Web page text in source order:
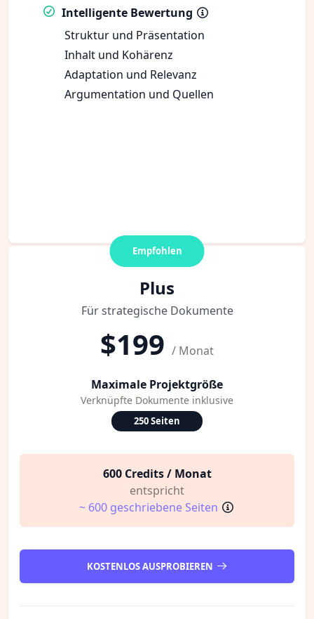
Intelligente Bewertung
Struktur und Präsentation
Inhalt und Kohärenz
Adaptation und Relevanz
Argumentation und Quellen
Empfohlen
Plus
Für strategische Dokumente
$199 / Monat
Maximale Projektgröße
Verknüpfte Dokumente inklusive
250 Seiten
600 Credits / Monat
entspricht
~ 600 geschriebene Seiten
KOSTENLOS AUSPROBIEREN